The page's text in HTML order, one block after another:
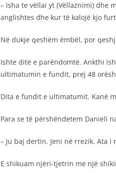
– Isha te vëllai yt (Vëllaznimi) dhe
anglishtes dhe kur të kalojë kjo
Në dukje qeshëm ëmbël, por
Ishte ditë e parëndomtë. Ankthi
ultimatumin e fundit, prej 48
Dita e fundit e ultimatumit. Kanë
Para se të përshëndetem Danieli
– Ju baj dertin. Jeni në rrezik. Ata
E shikuam njëri-tjetrin me një